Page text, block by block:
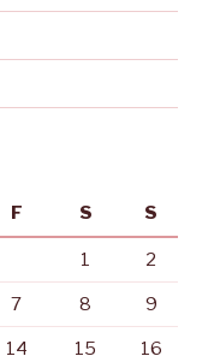
F S S
1 2
7 8 9
14 15 16